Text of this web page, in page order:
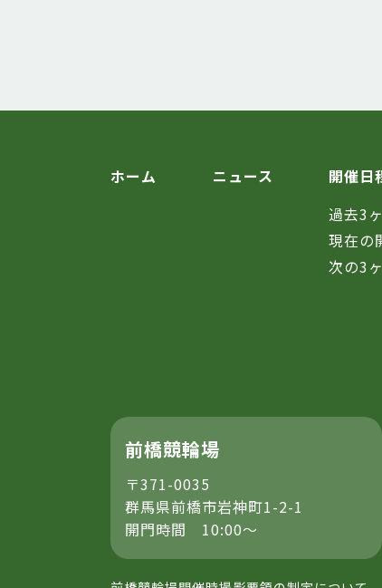
ホーム ニュース
開催日
過去3
現在の
次の3
前橋競輪場
〒371-0035
群馬県前橋市岩神町1-2-1
開門時間 10:00～